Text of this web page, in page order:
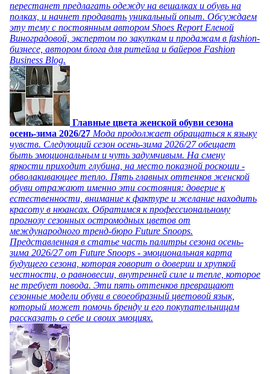
перестанет предлагать одежду на вешалках и обувь на
полках, и начнет продавать уникальный опыт. Обсуждаем
эту тему с постоянным автором Shoes Report Еленой
Виноградовой, экспертом по закупкам и продажам в fashion-
бизнесе, автором блога для ритейла и байеров Fashion
Business Blog.
Главные цвета женской обуви сезона
осень-зима 2026/27 Мода продолжает обращаться к языку
чувств. Следующий сезон осень-зима 2026/27 обещает
быть эмоциональным и чуть задумчивым. На смену
яркости приходит глубина, на место показной роскоши -
обволакивающее тепло. Пять главных оттенков женской
обуви отражают именно эти состояния: доверие к
естественности, внимание к фактуре и желание находить
красоту в нюансах. Обратимся к профессиональному
прогнозу сезонных остромодных цветов от
международного тренд-бюро Future Snoops.
Представленная в статье часть палитры сезона осень-
зима 2026/27 от Future Snoops - эмоциональная карта
будущего сезона, которая говорит о доверии и хрупкой
честности, о равновесии, внутренней силе и тепле, которое
не требует повода. Эти пять оттенков превращают
сезонные модели обуви в своеобразный цветовой язык,
который может помочь бренду и его покупательницам
рассказать о себе и своих эмоциях.